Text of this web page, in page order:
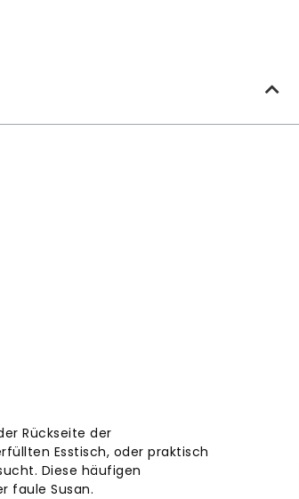
Rückseite der
Esstisch, oder praktisch
Diese häufigen
faule Susan.